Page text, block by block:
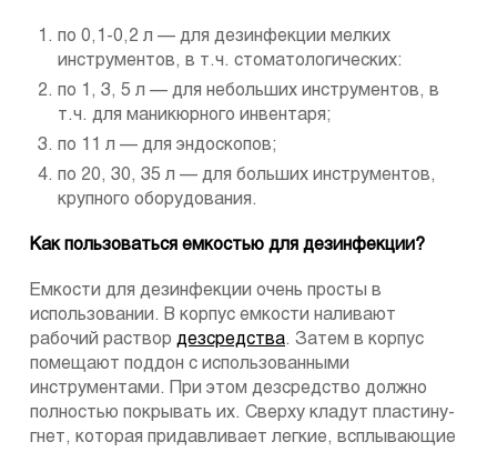
по 0,1-0,2 л — для дезинфекции мелких
инструментов, в т.ч. стоматологических:
по 1, 3, 5 л — для небольших инструментов, в
т.ч. для маникюрного инвентаря;
по 11 л — для эндоскопов;
по 20, 30, 35 л — для больших инструментов,
крупного оборудования.
Как пользоваться емкостью для дезинфекции?
Емкости для дезинфекции очень просты в
использовании. В корпус емкости наливают
рабочий раствор дезсредства. Затем в корпус
помещают поддон с использованными
инструментами. При этом дезсредство должно
полностью покрывать их. Сверху кладут пластину-
гнет, которая придавливает легкие, всплывающие